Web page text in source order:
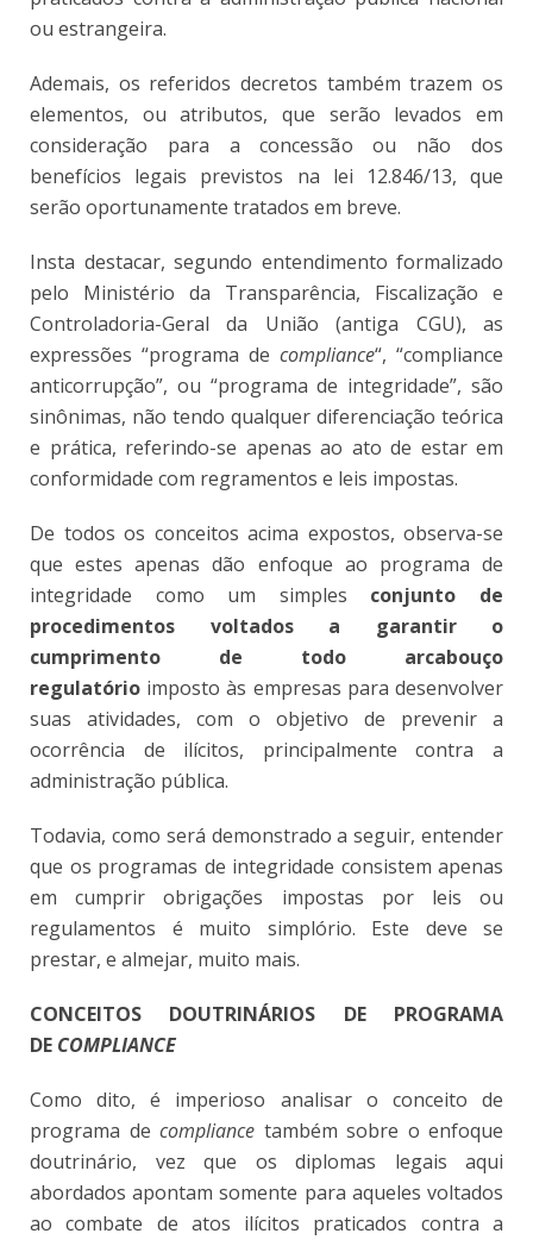
ou estrangeira.
Ademais, os referidos decretos também trazem os
elementos, ou atributos, que serão levados em
consideração para a concessão ou não dos
benefícios legais previstos na lei 12.846/13, que
serão oportunamente tratados em breve.
Insta destacar, segundo entendimento formalizado
pelo Ministério da Transparência, Fiscalização e
Controladoria-Geral da União (antiga CGU), as
expressões “programa de compliance“, “compliance
anticorrupção”, ou “programa de integridade”, são
sinônimas, não tendo qualquer diferenciação teórica
e prática, referindo-se apenas ao ato de estar em
conformidade com regramentos e leis impostas.
De todos os conceitos acima expostos, observa-se
que estes apenas dão enfoque ao programa de
integridade como um simples conjunto de
procedimentos voltados a garantir o
cumprimento de todo arcabouço
regulatório imposto às empresas para desenvolver
suas atividades, com o objetivo de prevenir a
ocorrência de ilícitos, principalmente contra a
administração pública.
Todavia, como será demonstrado a seguir, entender
que os programas de integridade consistem apenas
em cumprir obrigações impostas por leis ou
regulamentos é muito simplório. Este deve se
prestar, e almejar, muito mais.
CONCEITOS DOUTRINÁRIOS DE PROGRAMA
DE COMPLIANCE
Como dito, é imperioso analisar o conceito de
programa de compliance também sobre o enfoque
doutrinário, vez que os diplomas legais aqui
abordados apontam somente para aqueles voltados
ao combate de atos ilícitos praticados contra a